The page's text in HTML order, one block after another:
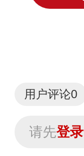
用户评论0
请先登录